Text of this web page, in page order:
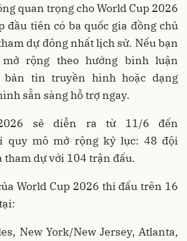
quan trọng cho World Cup 2026
đầu tiên có ba quốc gia đồng chủ
dự đông nhất lịch sử. Nếu bạn
rộng theo hướng bình luận
bản tin truyền hình hoặc dạng
sẵn sàng hỗ trợ ngay.
sẽ diễn ra từ 11/6 đến
quy mô mở rộng kỷ lục: 48 đội
tham dự với 104 trận đấu.
World Cup 2026 thi đấu trên 16
New York/New Jersey, Atlanta,